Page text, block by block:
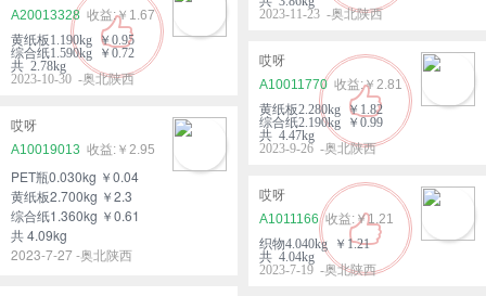
2023-11-23 -奥北陕西
A20013328
￥1.67
黄纸板1.190kg ￥0.95
综合纸1.590kg ￥0.72
共 2.78kg
2023-10-30 -奥北陕西
哎呀
A10011770
￥2.81
黄纸板2.280kg ￥1.82
综合纸2.190kg ￥0.99
共 4.47kg
2023-9-26 -奥北陕西
哎呀
A10019013
￥2.95
PET瓶0.030kg ￥0.04
黄纸板2.700kg ￥2.3
综合纸1.360kg ￥0.61
共 4.09kg
2023-7-27 -奥北陕西
哎呀
A1011166
￥1.21
织物4.040kg ￥1.21
共 4.04kg
2023-7-19 -奥北陕西